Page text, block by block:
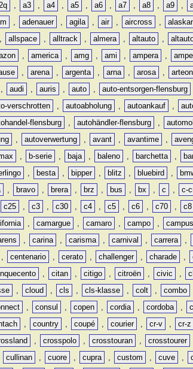
, a3 , a4 , a5 , a6 , a7 , a8 , a9 ,
, adenauer , agila , air , aircross ,
, allspace , alltrack , almera , altauto ,
, america , amg , ami , ampera ,
, arena , argenta , arna , arosa , arteon
, audi , auris , auto , auto-entsorgen-flensburg
verschrotten , autoabholung , autoankauf ,
flensburg , autohändler-flensburg ,
, autoverwertung , avant , avantime ,
, b-serie , baja , baleno , barchetta ,
, besta , bipper , blitz , bluebird ,
, bravo , brera , brz , bus , bx , c , c-
c25 , c3 , c30 , c4 , c5 , c6 , c70 , c8
, camargue , camaro , campo , campus
, carina , carisma , carnival , carrera ,
, centenario , cerato , challenger , charade ,
, citan , citigo , citroën , civic ,
, cloud , cls , cls-klasse , colt , combo
, consul , copen , cordia , cordoba ,
, country , coupé , courier , cr-v , cr-z
, crosspolo , crosstouran , crosstourer
cullinan , cuore , cupra , custom , cuve ,